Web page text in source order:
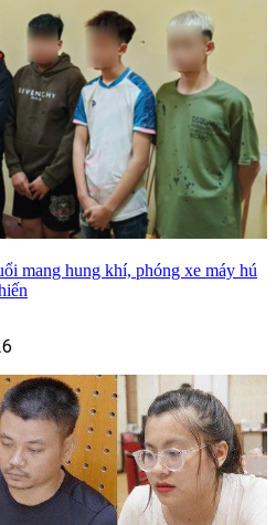
mang hung khí, phóng xe máy hú